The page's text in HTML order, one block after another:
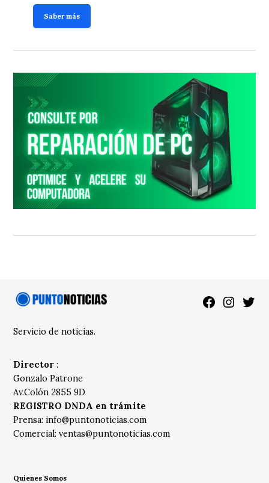
Saber más
Facebook
Servicio de noticias.
Director :
Gonzalo Patrone
Av.Colón 2855 9D
REGISTRO DNDA en trámite
Prensa: info@puntonoticias.com
Comercial:ventas@puntonoticias.com
Quienes Somos